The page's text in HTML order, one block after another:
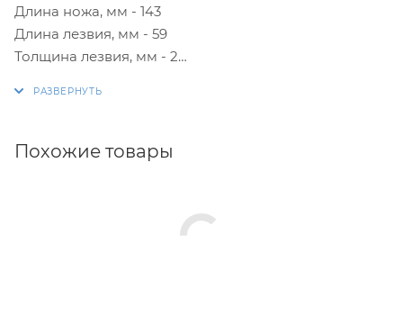
Длина ножа, мм - 143
Длина лезвия, мм - 59
Толщина лезвия, мм - 2
Рукоятка выполнена из термопластичного
Упаковка - индивидуальная коробка.
Похожие товары